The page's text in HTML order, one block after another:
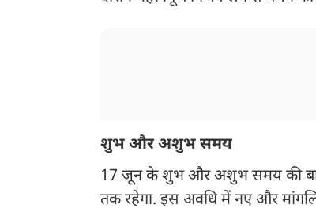
शुभ और अशुभ समय
17 जून के शुभ और अशुभ समय की
तक रहेगा. इस अवधि में नए और